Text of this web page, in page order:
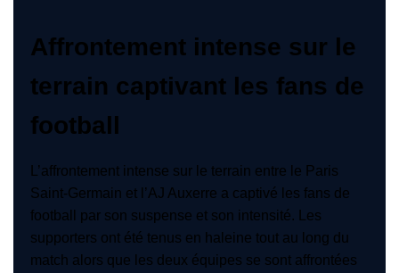
Affrontement intense sur le
terrain captivant les fans de
football
L’affrontement intense sur le terrain entre le Paris
Saint-Germain et l’AJ Auxerre a captivé les fans de
football par son suspense et son intensité. Les
supporters ont été tenus en haleine tout au long du
match alors que les deux équipes se sont affrontées